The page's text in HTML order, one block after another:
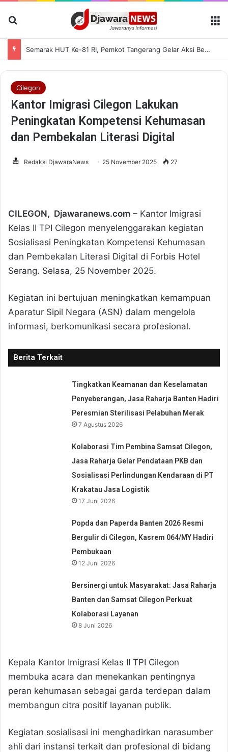
Semarak HUT Ke-81 RI, Pemkot Tangerang Gelar Aksi Bersih Kota dan Bagikan Bendera Merah Putih
Cilegon
Kantor Imigrasi Cilegon Lakukan
Peningkatan Kompetensi Kehumasan
dan Pembekalan Literasi Digital
Redaksi DjawaraNews 25 November 2025 27
CILEGON, Djawaranews.com – Kantor Imigrasi
Kelas II TPI Cilegon menyelenggarakan kegiatan
Sosialisasi Peningkatan Kompetensi Kehumasan
dan Pembekalan Literasi Digital di Forbis Hotel
Serang. Selasa, 25 November 2025.
Kegiatan ini bertujuan meningkatkan kemampuan
Aparatur Sipil Negara (ASN) dalam mengelola
informasi, berkomunikasi secara profesional.
Berita Terkait
Tingkatkan Keamanan dan Keselamatan
Penyeberangan, Jasa Raharja Banten Hadiri
Peresmian Sterilisasi Pelabuhan Merak
7 Agustus 2026
Kolaborasi Tim Pembina Samsat Cilegon,
Jasa Raharja Gelar Pendataan PKB dan
Sosialisasi Perlindungan Kendaraan di PT
Krakatau Jasa Logistik
17 Juni 2026
Popda dan Paperda Banten 2026 Resmi
Bergulir di Cilegon, Kasrem 064/MY Hadiri
Pembukaan
12 Juni 2026
Bersinergi untuk Masyarakat: Jasa Raharja
Banten dan Samsat Cilegon Perkuat
Kolaborasi Layanan
8 Juni 2026
Kepala Kantor Imigrasi Kelas II TPI Cilegon
membuka acara dan menekankan pentingnya
peran kehumasan sebagai garda terdepan dalam
membangun citra positif layanan publik.
Kegiatan sosialisasi ini menghadirkan narasumber
ahli dari instansi terkait dan profesional di bidang